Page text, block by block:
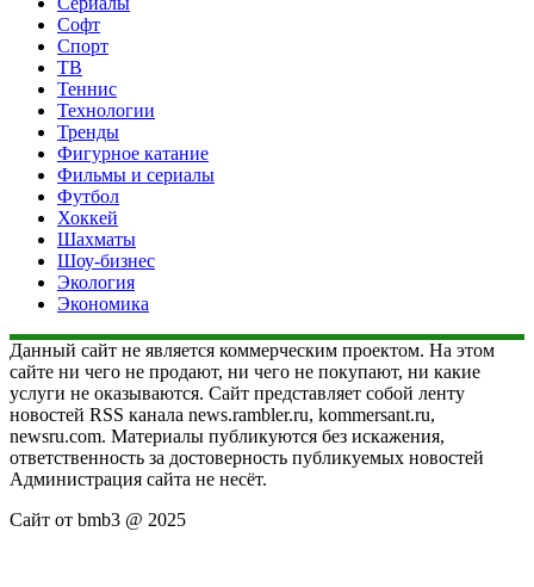
Софт
Спорт
ТВ
Теннис
Технологии
Тренды
Фигурное катание
Фильмы и сериалы
Футбол
Хоккей
Шахматы
Шоу-бизнес
Экология
Экономика
Данный сайт не является коммерческим проектом. На этом
сайте ни чего не продают, ни чего не покупают, ни какие
услуги не оказываются. Сайт представляет собой ленту
новостей RSS канала news.rambler.ru, kommersant.ru,
newsru.com. Материалы публикуются без искажения,
ответственность за достоверность публикуемых новостей
Администрация сайта не несёт.
Сайт от bmb3 @ 2025